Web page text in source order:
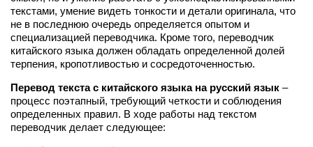
текстами, умение видеть тонкости и детали оригинала, что
не в последнюю очередь определяется опытом и
специализацией переводчика. Кроме того, переводчик
китайского языка должен обладать определенной долей
терпения, кропотливостью и сосредоточенностью.
Перевод текста с китайского языка на русский язык –
процесс поэтапный, требующий четкости и соблюдения
определенных правил. В ходе работы над текстом
переводчик делает следующее: